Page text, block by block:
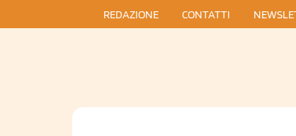
REDAZIONE CONTATTI